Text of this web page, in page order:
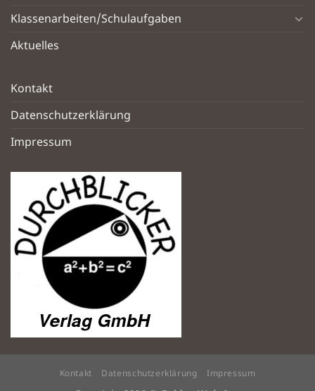
Klassenarbeiten/Schulaufgaben
Aktuelles
Kontakt
Datenschutzerklärung
Impressum
Kontakt Datenschutzerklärung Impressum